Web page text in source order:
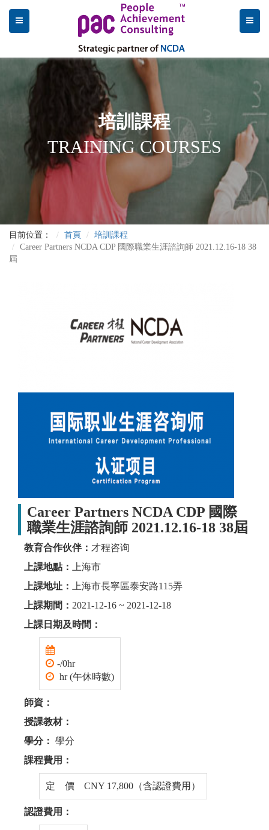
培訓課程
TRAINING COURSES
目前位置： 首頁
培訓課程
Career Partners NCDA CDP 國際職業生涯諮詢師 2021.12.16-18 38
屆
Career Partners NCDA CDP 國際
職業生涯諮詢師 2021.12.16-18 38屆
教育合作伙伴： 才程咨询
上課地點：
上海市
上課地址：
上海市長寧區泰安路115弄
上課期間： 2021-12-16 ~ 2021-12-18
上課日期及時間：
-/0hr
hr (午休時數)
師資：
授課教材：
學分： 學分
課程費用：
定 價 CNY 17,800（含認證費用）
認證費用：